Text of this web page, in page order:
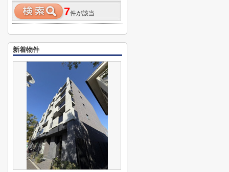
7件が該当
新着物件